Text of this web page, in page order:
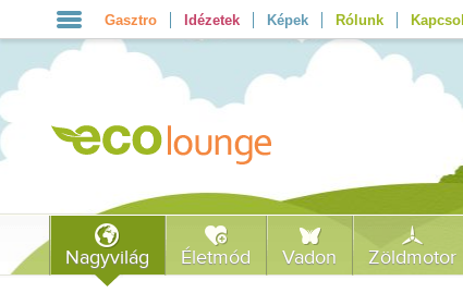
Gasztro Idézetek Képek Rólunk
Nagyvilág Életmód Vadon Zöldmotor